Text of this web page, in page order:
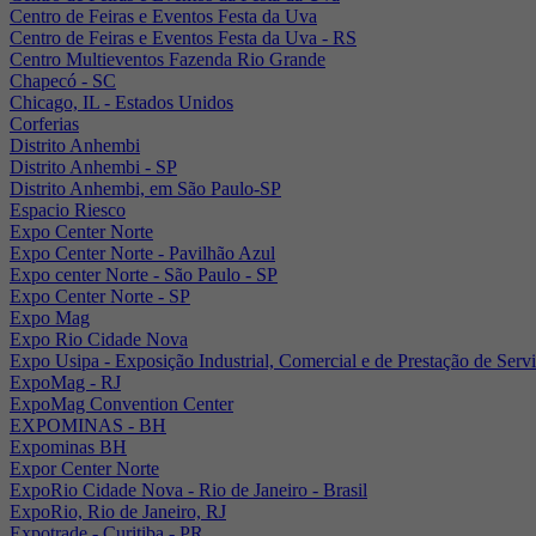
Centro de Feiras e Eventos Festa da Uva
Centro de Feiras e Eventos Festa da Uva - RS
Centro Multieventos Fazenda Rio Grande
Chapecó - SC
Chicago, IL - Estados Unidos
Corferias
Distrito Anhembi
Distrito Anhembi - SP
Distrito Anhembi, em São Paulo-SP
Espacio Riesco
Expo Center Norte
Expo Center Norte - Pavilhão Azul
Expo center Norte - São Paulo - SP
Expo Center Norte - SP
Expo Mag
Expo Rio Cidade Nova
Expo Usipa - Exposição Industrial, Comercial e de Prestação de
ExpoMag - RJ
ExpoMag Convention Center
EXPOMINAS - BH
Expominas BH
Expor Center Norte
ExpoRio Cidade Nova - Rio de Janeiro - Brasil
ExpoRio, Rio de Janeiro, RJ